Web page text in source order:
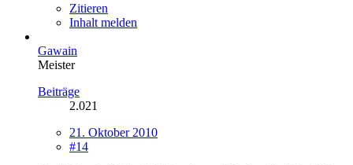
Zitieren
Inhalt melden
Gawain
Meister
Beiträge
2.021
21. Oktober 2010
#14